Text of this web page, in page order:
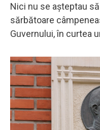
Nici nu se așteptau
sărbătoare
Guvernului, în curtea